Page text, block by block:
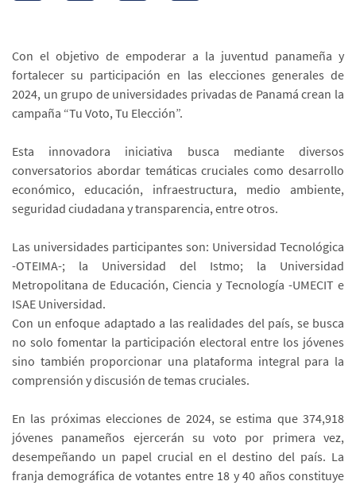
Con el objetivo de empoderar a la juventud panameña y
fortalecer su participación en las elecciones generales de
2024, un grupo de universidades privadas de Panamá crean la
campaña “Tu Voto, Tu Elección”.
Esta innovadora iniciativa busca mediante diversos
conversatorios abordar temáticas cruciales como desarrollo
económico, educación, infraestructura, medio ambiente,
seguridad ciudadana y transparencia, entre otros.
Las universidades participantes son: Universidad Tecnológica
-OTEIMA-; la Universidad del Istmo; la Universidad
Metropolitana de Educación, Ciencia y Tecnología -UMECIT e
ISAE Universidad.
Con un enfoque adaptado a las realidades del país, se busca
no solo fomentar la participación electoral entre los jóvenes
sino también proporcionar una plataforma integral para la
comprensión y discusión de temas cruciales.
En las próximas elecciones de 2024, se estima que 374,918
jóvenes panameños ejercerán su voto por primera vez,
desempeñando un papel crucial en el destino del país. La
franja demográfica de votantes entre 18 y 40 años constituye